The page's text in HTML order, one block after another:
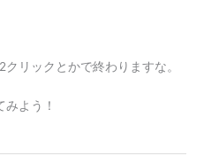
リックとかで終わりますな。
よう！